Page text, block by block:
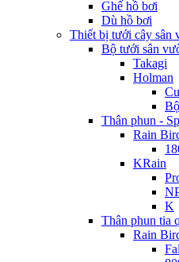
Ghế hồ bơi
Dù hồ bơi
Thiết bị tưới cây sân
Bộ tưới sân
Takagi
Holman
Thân phun -
Rain
KRain
K
Thân phun tia
Rain